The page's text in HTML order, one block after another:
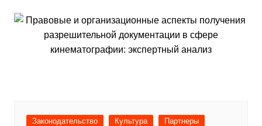
Законодательство Культура
Партнеры